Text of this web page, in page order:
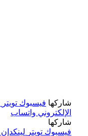
شاركها فيسبوك تويتر
الإلكتروني واتساب
شاركها
فيسبوك تويتر لينكدإن